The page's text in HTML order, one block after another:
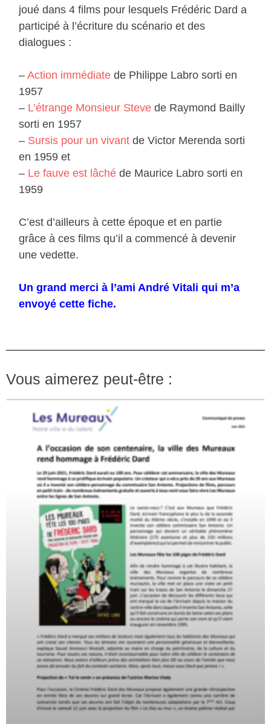
joué dans 4 films pour lesquels Frédéric Dard a
participé à l’écriture du scénario et des
dialogues :
–Action immédiate de Philippe Labro sorti en
1957
– L’étrange Monsieur Steve de Raymond Bailly
sorti en 1957
– Sursis pour un vivant de Victor Merenda sorti
en 1959 et
– Le fauve est lâché de Maurice Labro sorti en
1959
C’est d’ailleurs à cette époque et en partie
grâce à ces films qu’il a commencé à devenir
une vedette.
Un grand merci à l’ami André Vitali qui m’a
envoyé cette fiche.
Vous aimerez peut-être :